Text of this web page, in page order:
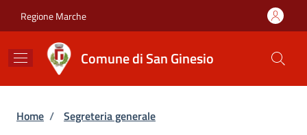
Regione Marche
Comune di San Ginesio
Briciole di pane
Home / Segreteria generale